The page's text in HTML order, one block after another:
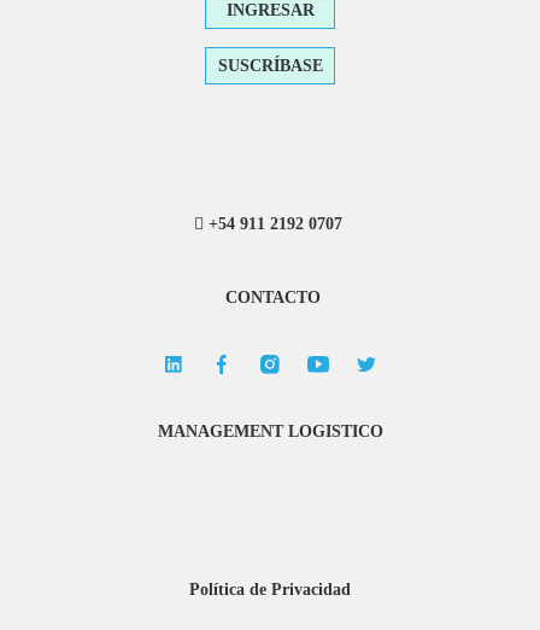
INGRESAR
SUSCRÍBASE
+54 911 2192 0707
CONTACTO
MANAGEMENT LOGISTICO
Política de Privacidad